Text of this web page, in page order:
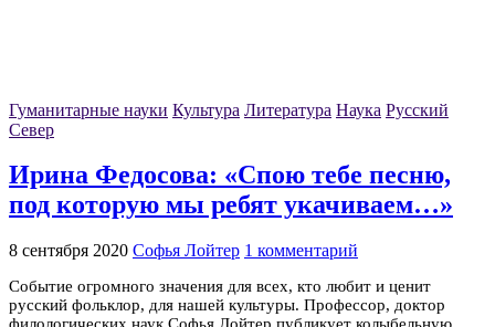
Гуманитарные науки Культура Литература Наука Русский
Север
Ирина Федосова: «Спою тебе песню,
под которую мы ребят укачиваем…»
8 сентября 2020 Софья Лойтер 1 комментарий
Событие огромного значения для всех, кто любит и ценит
русский фольклор, для нашей культуры. Профессор, доктор